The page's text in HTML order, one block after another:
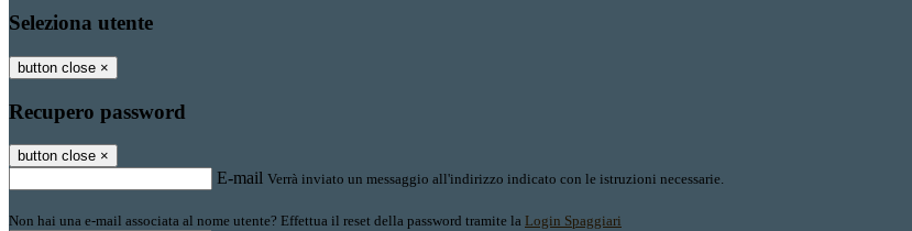
Seleziona utente
button close ×
Recupero password
button close ×
E-mail Verrà inviato un messaggio all'indirizzo indicato con le istruzioni necessarie.
Non hai una e-mail associata al nome utente? Effettua il reset della password tramite la Login Spaggiari